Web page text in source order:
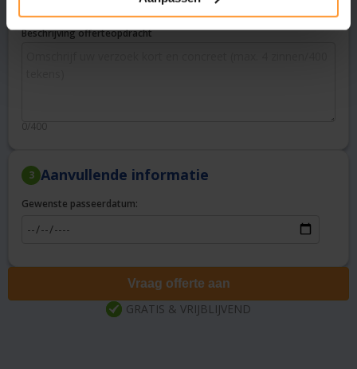
Beschrijving offerteopdracht
0/400
3 Aanvullende informatie
Gewenste passeerdatum:
Vraag offerte aan
GRATIS & VRIJBLIJVEND